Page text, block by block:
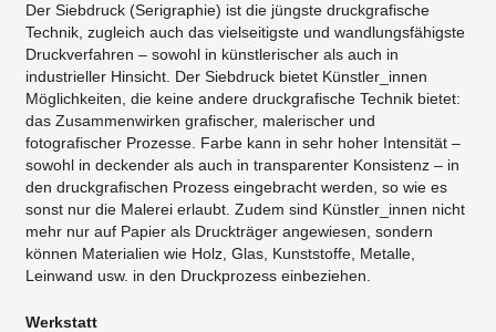
Der Siebdruck (Serigraphie) ist die jüngste druckgrafische
Technik, zugleich auch das vielseitigste und wandlungsfähigste
Druckverfahren – sowohl in künstlerischer als auch in
industrieller Hinsicht. Der Siebdruck bietet Künstler_innen
Möglichkeiten, die keine andere druckgrafische Technik bietet:
das Zusammenwirken grafischer, malerischer und
fotografischer Prozesse. Farbe kann in sehr hoher Intensität –
sowohl in deckender als auch in transparenter Konsistenz – in
den druckgrafischen Prozess eingebracht werden, so wie es
sonst nur die Malerei erlaubt. Zudem sind Künstler_innen nicht
mehr nur auf Papier als Druckträger angewiesen, sondern
können Materialien wie Holz, Glas, Kunststoffe, Metalle,
Leinwand usw. in den Druckprozess einbeziehen.
Werkstatt